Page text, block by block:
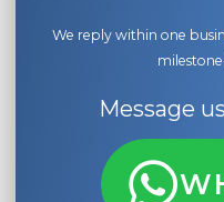
We reply within one
Message